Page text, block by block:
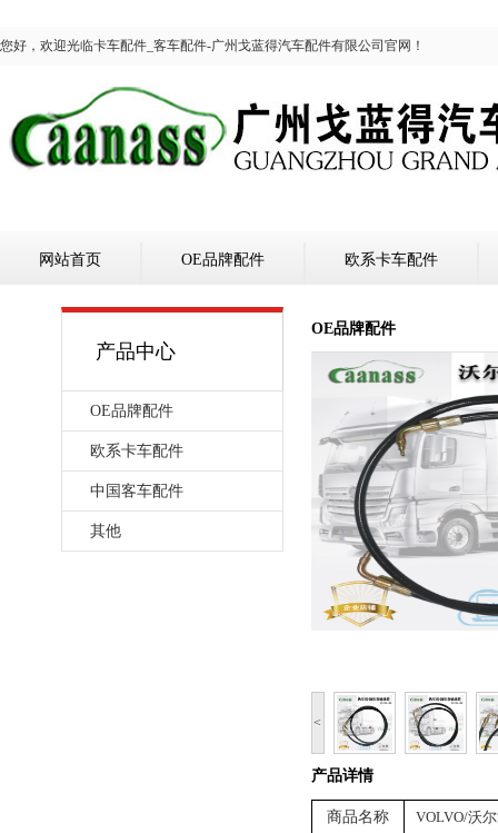
您好，欢迎光临卡车配件_客车配件-广州戈蓝得汽车配件有限公司官网！
网站首页 OE品牌配件 欧系卡车配件
产品中心
OE品牌配件
欧系卡车配件
中国客车配件
其他
OE品牌配件
<
产品详情
商品名称 VOLVO/沃